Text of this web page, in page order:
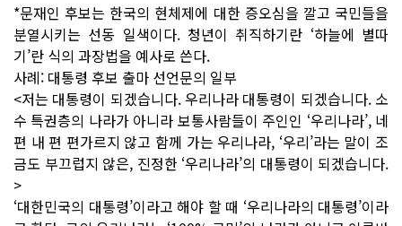
*문재인 후보는 한국의 현체제에 대한 증오심을 깔고 국민들을
분열시키는 선동 일색이다. 청년이 취직하기란 ‘하늘에 별따
기’란 식의 과장법을 예사로 쓴다.
사례: 대통령 후보 출마 선언문의 일부
<저는 대통령이 되겠습니다. 우리나라 대통령이 되겠습니다. 소
수 특권층의 나라가 아니라 보통사람들이 주인인 ‘우리나라’, 네
편 내 편 편가르지 않고 함께 가는 우리나라, ‘우리’라는 말이 조
금도 부끄럽지 않은, 진정한 ‘우리나라’의 대통령이 되겠습니다.
>
‘대한민국의 대통령’이라고 해야 할 때 ‘우리나라의 대통령’이라